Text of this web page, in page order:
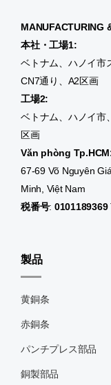
MANUFACTURING
本社・工場1:
ベトナム、ハノイ市
CN7通り、A2区画
工場2:
ベトナム、ハノイ市
区画
Văn phòng
67-69 Võ Nguyên
Minh, Việt Nam
税番号: 0101189369
製品
黄銅条
赤銅条
パンチプレス部品
銅製部品